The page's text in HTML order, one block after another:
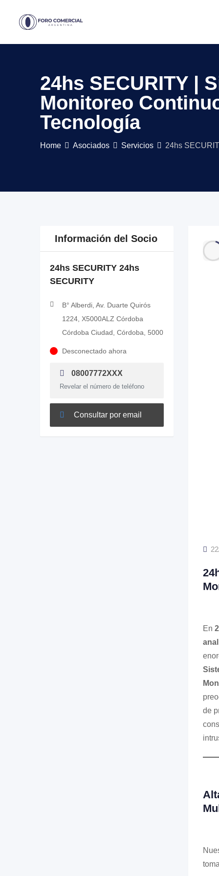
24hs SECURITY |
Monitoreo
Tecnología
Home Asociados Servicios 24hs
Información del Socio
24hs SECURITY 24hs
SECURITY
B° Alberdi, Av. Duarte Quirós
1224, X5000ALZ Córdoba
Córdoba Ciudad, Córdoba, 5000
Desconectado ahora
08007772XXX
Revelar el número de teléfono
Consultar por email
En
de